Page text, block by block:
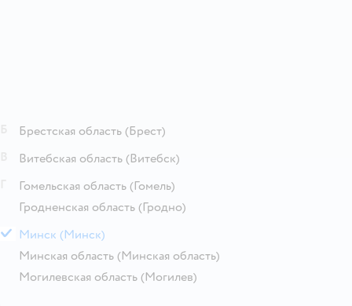
Брестская область (Брест)
Витебская область (Витебск)
Гомельская область (Гомель)
Гродненская область (Гродно)
М Минск (Минск)
Минская область (Минская область)
Могилевская область (Могилев)